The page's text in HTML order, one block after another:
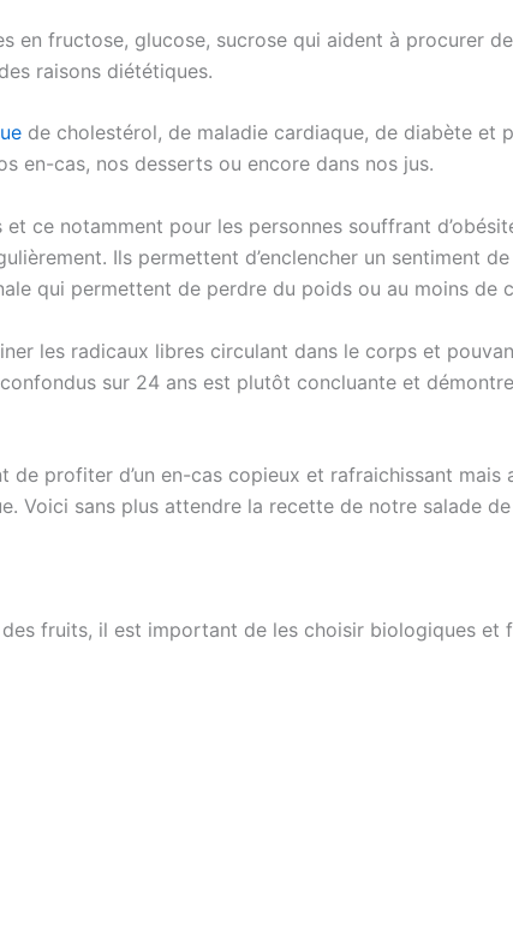
en fructose, glucose, sucrose qui aident à procurer
raisons diététiques.
de cholestérol, de maladie cardiaque, de diabète et
en-cas, nos desserts ou encore dans nos jus.
ce notamment pour les personnes souffrant
Ils permettent d’enclencher un sentiment
qui permettent de perdre du poids ou au moins de
les radicaux libres circulant dans le corps et
sur 24 ans est plutôt concluante et
profiter d’un en-cas copieux et rafraichissant
Voici sans plus attendre la recette de notre salade
fruits, il est important de les choisir biologiques et